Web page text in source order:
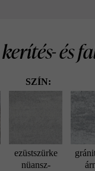
és
SZÍN:
ezüstszürke
nüansz-